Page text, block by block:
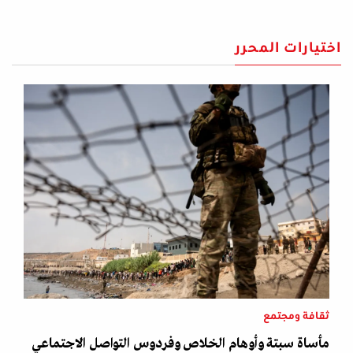
اختيارات المحرر
ثقافة ومجتمع
مأساة سبتة وأوهام الخلاص وفردوس التواصل الاجتماعي